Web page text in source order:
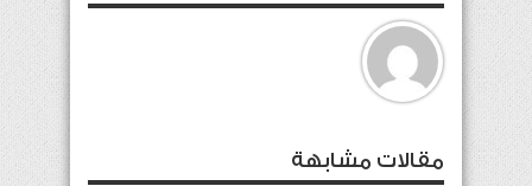
مقالات مشابهة